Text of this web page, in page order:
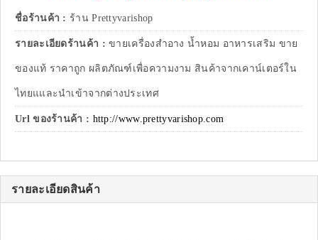
ชื่อร้านค้า : ร้าน Prettyvarishop
รายละเอียดร้านค้า :ขายเครื่องสำอาง น้ำหอม อาหารเสริม ขาย
ของแท้ ราคาถูก ผลิตภัณฑ์เพื่อความงาม สินค้าจากเคาน์เตอร์ใน
ไทยแและนำเข้าจากต่างประเทศ
Url ของร้านค้า : http://www.prettyvarishop.com
รายละเอียดสินค้า